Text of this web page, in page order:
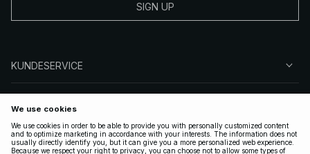
SIGN UP
KUNDESERVICE
FØLG OS